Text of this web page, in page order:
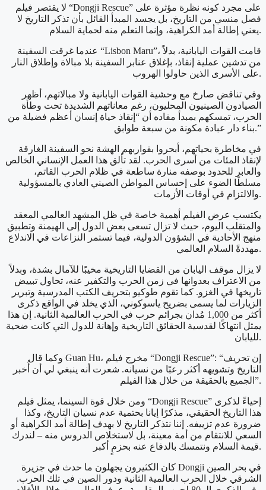
لا يقتصر فيلم “Dongji Rescue” على مجرد كونه نظرة مؤثرة على
فصل منسي من التاريخ، بل يجسد المبدأ القائل بأن تذكر التاريخ لا
يعني إطالة أمد الكراهية، وإنما التعلم منه لحماية السلام.
عندما غرقت السفينة “Lisbon Maru”، قامت القوات اليابانية، بدلاً
من تدشين عملية إنقاذ، بإغلاق عنابر السفينة بلا مبالاة وإطلاق النار
على الأسرى الذين حاولوا الهروب.
وفي تناقض صارخ مع وحشية القوات اليابانية ولا مبالاتهم، أظهر
الصيادون الصينيون المحليون، رغم معاناتهم الشديدة تحت وطأة
الحرب، تمسكهم بمبدأ مفاده أن “إنقاذ حياة إنسان أعظم فضيلة من
بناء دار عبادة مكونة من سبعة طوابق.”
في مخاطرة بحياتهم، أبحروا بقواربهم الهشة نحو السفينة الغارقة
لإنقاذ المئات من أسرى الحرب. لقد تألق هذا العمل الإنساني الخالص
والعابر للحدود بوصفه منارة ساطعة في ظلام الحرب القاتم،
مسلطًا الضوء على إحساس المواطن الصيني العادي بالمسؤولية
والالتزام في أوقات الأزمات.
يكتسب عرض الفيلم أهمية خاصة في ظل المشهد العالمي المعقد
والمتقلب اليوم، حيث لا تزال تسعى بعض الدول إلى الهيمنة وتطبيق
منهج الأحادية في الشؤون الدولية، فيما تستمر النزاعات في الاندلاع
مهددةً السلام العالمي.
لا يزال موقف اليابان من القضايا التاريخية مخيبًا للآمال بشدة، وبدلاً
من الاعتراف بعدوانها في زمن الحرب والتكفير عنه، تحاول تبييض
تاريخها في الغزو. كما تقوم طوكيو بتحريف الكتب المدرسية وتبرير
الزيارات لما يسمى بضريح ياسوكوني، الذي يخلد في الواقع ذكرى
أكثر من 1,000 مُدان بجرائم حرب في الحرب العالمية الثانية. إن هذا
يمثل انتهاكًا لقدسية الحقائق التاريخية وإهانة للدول التي كانت ضحية
لليابان.
وكما قال Guan Hu، مخرج فيلم “Dongji Rescue”: “إن تحريف
التاريخ وتشويهه أكثر رعبًا من نسيانه. شعرت أنه ينبغي لي أن أُخبر
الجميع بالحقيقة من خلال هذا الفيلم”.
ومن خلال قوة السينما، يمثل فيلم “Dongji Rescue” إحياءً لذكرى
هذا التاريخ الحقيقي، مذكرًا إيانا بحتمية عدم نسيان التاريخ، وكذا
ضرورة عدم تزييفه. إننا نتذكر التاريخ لا بهدف إطالة أمد الكراهية أو
السعي للانتقام من أمة معينة، بل لاستخلاص الدروس منه – لندرك
قيمة السلام ونتمسك بالدفاع عنه بحزمٍ أكبر.
كان الكثيرون يجهلون ما حدث في جزيرة Dongji في بحر الصين
الشرقي خلال الحرب العالمية الثانية ودور الصين في تلك الحرب.